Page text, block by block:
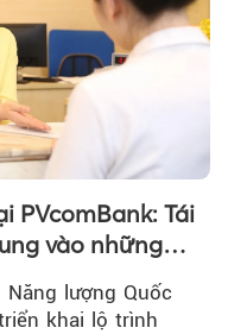
PVcomBank: Tái
vào những
lượng Quốc
khai lộ trình